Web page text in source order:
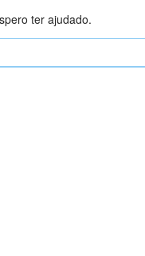
ter ajudado.